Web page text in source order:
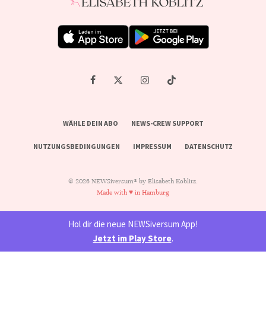
WÄHLE DEIN ABO NEWS-CREW SUPPORT
NUTZUNGSBEDINGUNGEN IMPRESSUM DATENSCHUTZ
© 2026 NEWSiversum® by Elisabeth Koblitz.
Made with ♥ in Hamburg
Hol dir die neue NEWSiversum App!
Jetzt im Play Store.